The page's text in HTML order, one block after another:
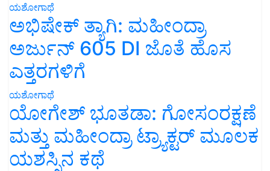
ಯಶೋಗಾಥೆ
ಅಭಿಷೇಕ್ ತ್ಯಾಗಿ: ಮಹೀಂದ್ರಾ
ಅರ್ಜುನ್ 605 DI ಜೊತೆ ಹೊಸ
ಎತ್ತರಗಳಿಗೆ
ಯಶೋಗಾಥೆ
ಯೋಗೇಶ್ ಭೂತಡಾ: ಗೋಸಂರಕ್ಷಣೆ
ಮತ್ತು ಮಹೀಂದ್ರಾ ಟ್ರ್ಯಾಕ್ಟರ್ ಮೂಲಕ
ಯಶಸ್ಸಿನ ಕಥೆ